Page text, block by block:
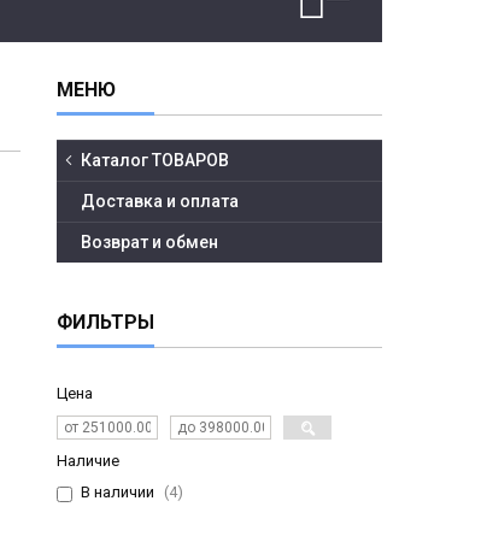
Каталог ТОВАРОВ
Доставка и оплата
Возврат и обмен
ФИЛЬТРЫ
Цена
Наличие
В наличии
4